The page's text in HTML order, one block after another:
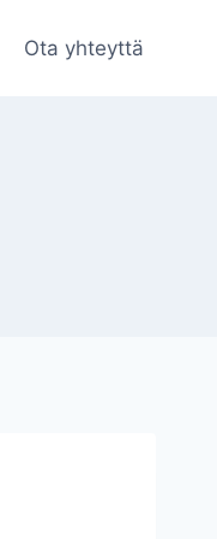
Ota yhteyttä